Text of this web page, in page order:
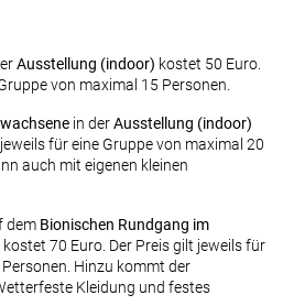
Ausstellung (indoor) kostet 50 Euro.
von maximal 15 Personen.
in derAusstellung (indoor)
jeweils für eine Gruppe von maximal 20
auch mit eigenen kleinen
dem Bionischen Rundgang im
kostet 70 Euro. Der Preis gilt jeweils für
Hinzu kommt der
Kleidung und festes